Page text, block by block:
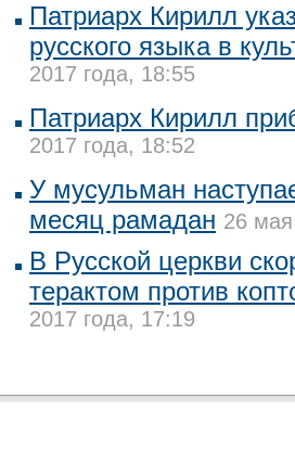
Патриарх Кирилл
русского языка в
2017 года, 18:55
Патриарх Кирилл
2017 года, 18:52
У мусульман
месяц рамадан 26
В Русской церкви
терактом против
2017 года, 17:19